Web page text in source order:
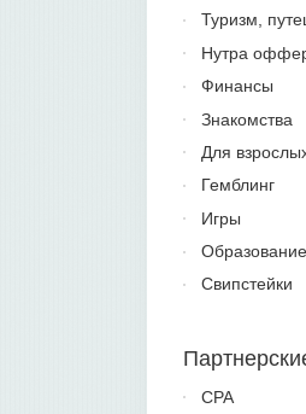
Туризм,
Нутра
Финансы
Знакомства
Для
Гемблинг
Игры
Образование
Свипстейки
CPA